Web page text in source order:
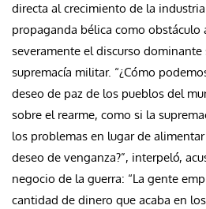
directa al crecimiento de la
propaganda bélica como obstáculo
severamente el discurso dominante
supremacía militar. “¿Cómo
deseo de paz de los pueblos del
sobre el rearme, como si la
los problemas en lugar de
deseo de venganza?”, interpeló,
negocio de la guerra: “La gente
cantidad de dinero que acaba en